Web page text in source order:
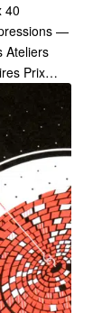
40
—
Ateliers
Prix…